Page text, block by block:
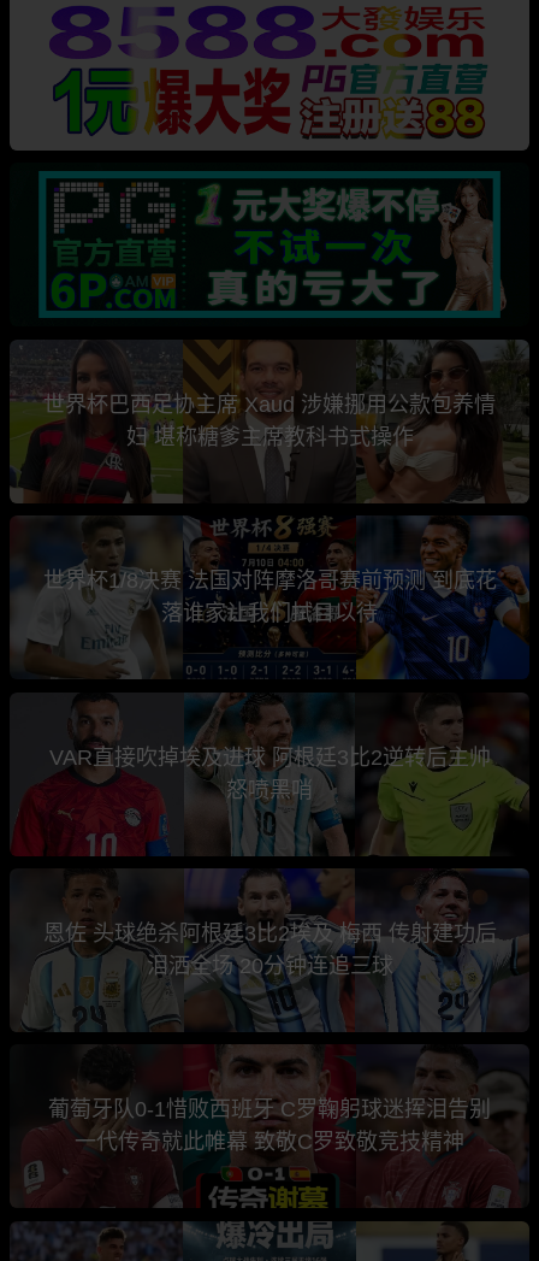
世界杯巴西足协主席 Xaud 涉嫌挪用公款包养情
妇 堪称糖爹主席教科书式操作
世界杯1/8决赛 法国对阵摩洛哥赛前预测 到底花
落谁家让我们拭目以待
VAR直接吹掉埃及进球 阿根廷3比2逆转后主帅
怒喷黑哨
恩佐 头球绝杀阿根廷3比2埃及 梅西 传射建功后
泪洒全场 20分钟连追三球
葡萄牙队0-1惜败西班牙 C罗鞠躬球迷挥泪告别
一代传奇就此帷幕 致敬C罗致敬竞技精神